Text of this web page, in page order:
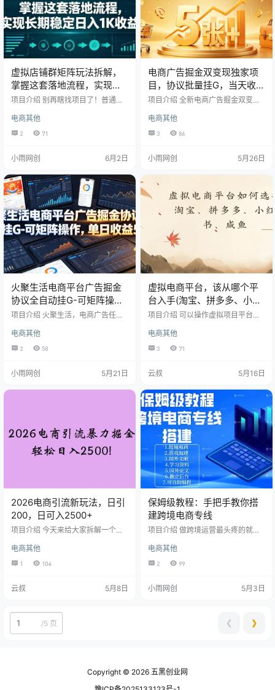
虚拟店铺群矩阵玩法拆解，
掌握这套落地流程，实现长
期稳定日入1K收益
项目介绍 别再瞎找项目了！普通人
个拼多多虚拟电商新玩法，全程自
动化运营，专门为小白量身打造！
不瞒大家说，现在大环境内卷严
期做的项目，真的太不容易了。而
无死角覆盖，从启动到出单，所有
流程都给你安排明白，看完就能上
手，不用浪费时间试错。 核心优势
拉满：软件自动发货、智能回复客
户，不用人工值守，每天花几分钟
看看店…
电商其他
2 71
小雨网创 6月2日
电商广告掘金双变现独家项
目，协议批量挂G，当天收益
5张+，每天稳定产出，附全
项目介绍 全新电商广告掘金双变现
法，依托协议批量挂G模式轻松盈
利。项目打通双重收益渠道，盈利
方式多元，变现效率远超普通副
即可自动运行，省去繁琐流程，新
定持续输出，收入十分可观。 无需
高额投入，操作简单易复制，支持
多账号批量放大收益。项目附赠全
套实操工具与完整落地流程，从搭
电商其他
3 86
小雨网创 5月26日
火聚生活电商平台广告掘金
协议全自动挂G-可矩阵操
作，单日收益5张+
项目介绍 火聚生活，电商广告任务
务，单号耗时3-5分钟，产出3-5金
豆，1金豆价值10元左右。开启爬楼
模式后，单号日收益可达10-50金
器运行，可矩阵操作。
电商其他
2 58
小雨网创 5月21日
虚拟电商平台，该从哪个平
台入手(淘宝、拼多多、小红
书、咸鱼)全攻略日入1000
项目介绍 可以操作虚拟项目平台很
并且操作玩法也不一样。所以新手
操作前，需要根据自己情况，来选
择适合自己平台来操作。今天这期
势，给你新手推荐。给出系统建
入1W+店铺
电商其他
3 71
云叔 5月16日
2026电商引流新玩法，日引
200，日可入2500+
项目介绍 今天来给大家拆解一个关
课程里面非常的详细，一共包含了 6
节课程，从账号如何搭建，电商平
台的介绍，以及创业粉如何在拼多
种变现在课程中都会跟大家说。外
过电商开设虚拟店铺，然后上架一
些虚拟产品从而进行卖货出单，但
电商其他
1 104
云叔 5月8日
保姆级教程：手把手教你搭
建跨境电商专线
项目介绍 做跨境运营最头疼的就是
常，普通民用网络拥堵严重，路径
杂乱，多账号运营极易触发风控，
辛辛苦苦养号付诸东流。 今天分享
不用懂复杂技术，手把手教你搭建
连，适配店铺后台、海外直播、多
矩阵账号运营全场景。 全程正规合
电商其他
2 99
小雨网创 5月3日
/5 页 ❮ ❯
Copyright © 2026 五黑创业网